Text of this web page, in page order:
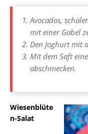
Avocados,
mit einer Gabel
Den Joghurt mit
Mit dem Saft
abschmecken.
Wiesenblüte
n-Salat